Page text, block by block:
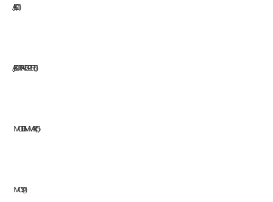
JASIC11
JAZ SURFACE EXPERTS1
MODI GMM ARC5
MOSA1